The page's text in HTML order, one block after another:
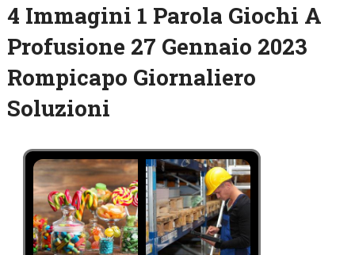
4 Immagini 1 Parola Giochi A
Profusione 27 Gennaio 2023
Rompicapo Giornaliero
Soluzioni